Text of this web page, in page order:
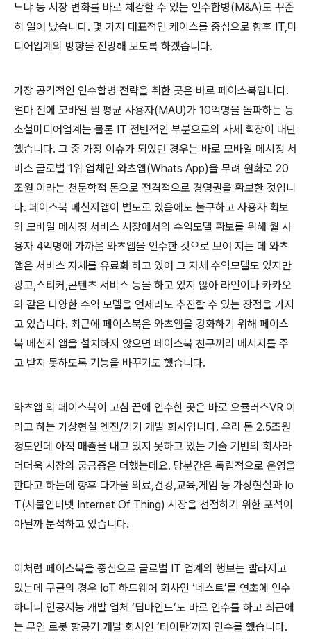
느냐 등 시장 변화를 바로 체감할 수 있는 인수합병(M&A)도 꾸준
히 일어 났습니다. 몇 가지 대표적인 케이스를 중심으로 향후 IT,미
디어업계의 방향을 전망해 보도록 하겠습니다.
가장 공격적인 인수합병 전략을 취한 곳은 바로 페이스북입니다.
얼마 전에 모바일 월 평균 사용자(MAU)가 10억명을 돌파하는 등
소셜미디어업계는 물론 IT 전반적인 부분으로의 사세 확장이 대단
했습니다. 그 중 가장 이슈가 되었던 경우는 바로 모바일 메시징 서
비스 글로벌 1위 업체인 와츠앱(Whats App)을 무려 원화로 20
조원 이라는 천문학적 돈으로 전격적으로 경영권을 확보한 것입니
다. 페이스북 메신저앱이 별도로 있음에도 불구하고 사용자 확보
와 모바일 메시징 서비스 시장에서의 수익모델 확보를 위해 월 사
용자 4억명에 가까운 와츠앱을 인수한 것으로 보여 지는 데 와츠
앱은 서비스 자체를 유료화 하고 있어 그 자체 수익모델도 있지만
광고,스티커,콘텐츠 서비스 등을 하고 있지 않아 라인이나 카카오
와 같은 다양한 수익 모델을 언제라도 추진할 수 있는 장점을 가지
고 있습니다. 최근에 페이스북은 와츠앱을 강화하기 위해 페이스
북 메신저 앱을 설치하지 않으면 페이스북 친구끼리 메시지를 주
고 받지 못하도록 기능을 바꾸기도 했습니다.
와츠앱 외 페이스북이 고심 끝에 인수한 곳은 바로 오큘러스VR 이
라고 하는 가상현실 엔진/기기 개발 회사입니다. 우리 돈 2.5조원
정도인데 아직 매출을 내고 있지 못하고 있는 기술 기반의 회사라
더더욱 시장의 궁금증은 더했는데요. 당분간은 독립적으로 운영을
한다고 하는데 향후 다가올 의료,건강,교육,게임 등 가상현실과 Io
T(사물인터넷 Internet Of Thing) 시장을 선점하기 위한 포석이
아닐까 분석하고 있습니다.
이처럼 페이스북을 중심으로 글로벌 IT 업계의 행보는 빨라지고
있는데 구글의 경우 IoT 하드웨어 회사인 ‘네스트’를 연초에 인수
하더니 인공지능 개발 업체 ‘딥마인드’도 바로 인수를 하고 최근에
는 무인 로봇 항공기 개발 회사인 ‘타이탄’까지 인수를 했습니다.